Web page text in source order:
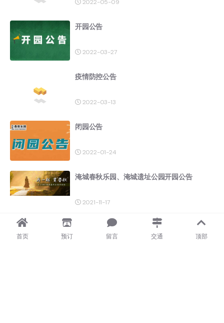
2022-05-09
开园公告
2022-03-27
疫情防控公告
2022-03-13
闭园公告
2022-01-24
淹城春秋乐园、淹城遗址公园开园公告
2021-11-17
关于淹城春秋乐园、淹城遗址公园临时闭园公
首页 预订 留言 交通 顶部